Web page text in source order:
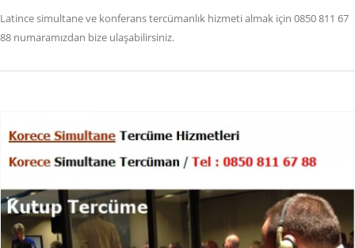
Latince simultane ve konferans tercümanlık hizmeti almak için 0850 811 67
88 numaramızdan bize ulaşabilirsiniz.